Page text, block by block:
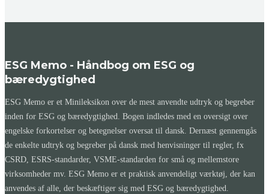
ESG Memo - Håndbog om ESG og
bæredygtighed
ESG Memo er et Minileksikon over de mest anvendte udtryk og begreber
inden for ESG og bæredygtighed. Bogen indledes med en oversigt over
engelske forkortelser og betegnelser oversat til dansk. Dernæst gennemgås
de enkelte udtryk og begreber på dansk med henvisninger til regler, fx
CSRD, ESRS-standarder, VSME-standarden for små og mellemstore
virksomheder mv. ESG Memo er et praktisk anvendeligt værktøj, der kan
anvendes af alle, der beskæftiger sig med ESG og bæredygtighed.